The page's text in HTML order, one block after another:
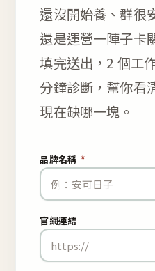
還沒開始養、群很
還是運營一陣子卡
填完送出，2 個工
分鐘診斷，幫你看
現在缺哪一塊。
品牌名稱 *
官網連結